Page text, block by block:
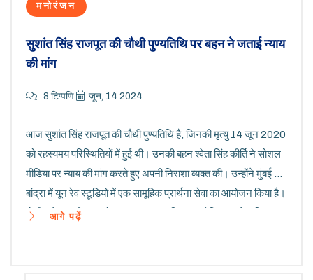
मनोरंजन
सुशांत सिंह राजपूत की चौथी पुण्यतिथि पर बहन ने जताई न्याय
की मांग
8 टिप्पणि जून, 14 2024
आज सुशांत सिंह राजपूत की चौथी पुण्यतिथि है, जिनकी मृत्यु 14 जून 2020
को रहस्यमय परिस्थितियों में हुई थी। उनकी बहन श्वेता सिंह कीर्ति ने सोशल
मीडिया पर न्याय की मांग करते हुए अपनी निराशा व्यक्त की। उन्होंने मुंबई के
बांद्रा में यून रेव स्टूडियो में एक सामूहिक प्रार्थना सेवा का आयोजन किया है।
पोलीस ने उनकी मृत्यु को आत्महत्या करार दिया था, लेकिन उनके परिवार
आगे पढ़ें